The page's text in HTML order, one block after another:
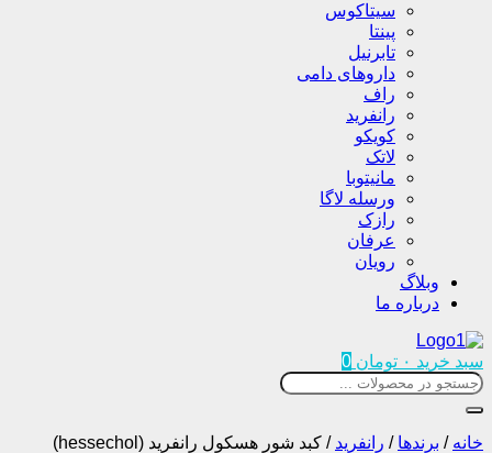
سیتاکوس
پینتا
تابرنیل
داروهای دامی
راف
رانفرید
کویکو
لاتک
مانیتوبا
ورسله لاگا
رازک
عرفان
رویان
وبلاگ
درباره ما
سبد خرید ۰ تومان 0
خانه / برندها / رانفرید / کبد شور هسکول رانفرید (hessechol)